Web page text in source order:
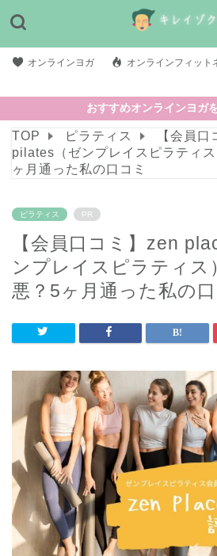
オンラインヨガ オンラインフィット
おすすめオンラインヨガ
TOP ピラティス
【会員
pilates（ゼンプレイスピラティ
ヶ月通った私の口コミ
ピラティス PR
【会員口コミ】zen
ンプレイスピラティス
悪？5ヶ月通った私の口